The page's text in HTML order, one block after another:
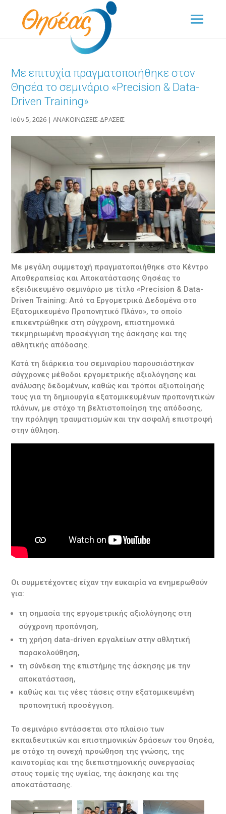
Με επιτυχία πραγματοποιήθηκε στον
Θησέα το σεμινάριο «Precision & Data-
Driven Training»
Ιούν 5, 2026 |ΑΝΑΚΟΙΝΩΣΕΙΣ-ΔΡΑΣΕΙΣ
Με μεγάλη συμμετοχή πραγματοποιήθηκε στο Κέντρο
Αποθεραπείας και Αποκατάστασης Θησέας το
εξειδικευμένο σεμινάριο με τίτλο «Precision & Data-
Driven Training: Από τα Εργομετρικά Δεδομένα στο
Εξατομικευμένο Προπονητικό Πλάνο», το οποίο
επικεντρώθηκε στη σύγχρονη, επιστημονικά
τεκμηριωμένη προσέγγιση της άσκησης και της
αθλητικής απόδοσης.
Κατά τη διάρκεια του σεμιναρίου παρουσιάστηκαν
σύγχρονες μέθοδοι εργομετρικής αξιολόγησης και
ανάλυσης δεδομένων, καθώς και τρόποι αξιοποίησής
τους για τη δημιουργία εξατομικευμένων προπονητικών
πλάνων, με στόχο τη βελτιστοποίηση της απόδοσης,
την πρόληψη τραυματισμών και την ασφαλή επιστροφή
στην άθληση.
Οι συμμετέχοντες είχαν την ευκαιρία να ενημερωθούν
για:
τη σημασία της εργομετρικής αξιολόγησης στη
σύγχρονη προπόνηση,
τη χρήση data-driven εργαλείων στην αθλητική
παρακολούθηση,
τη σύνδεση της επιστήμης της άσκησης με την
αποκατάσταση,
καθώς και τις νέες τάσεις στην εξατομικευμένη
προπονητική προσέγγιση.
Το σεμινάριο εντάσσεται στο πλαίσιο των
εκπαιδευτικών και επιστημονικών δράσεων του Θησέα,
με στόχο τη συνεχή προώθηση της γνώσης, της
καινοτομίας και της διεπιστημονικής συνεργασίας
στους τομείς της υγείας, της άσκησης και της
αποκατάστασης.